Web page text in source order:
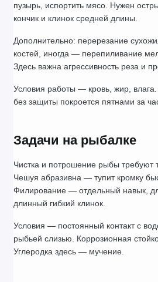
пузырь, испортить мясо. Нужен
кончик и клинок средней длины.
Дополнительно: перерезание
костей, иногда — перепиливание
Здесь важна агрессивность реза и
Условия работы — кровь, жир, влага.
без защиты покроется пятнами за
Задачи на рыбалке
Чистка и потрошение рыбы требуют
Чешуя абразивна — тупит кромку
Филирование — отдельный навык,
длинный гибкий клинок.
Условия — постоянный контакт с
рыбьей слизью. Коррозионная
Углеродка здесь — мучение.